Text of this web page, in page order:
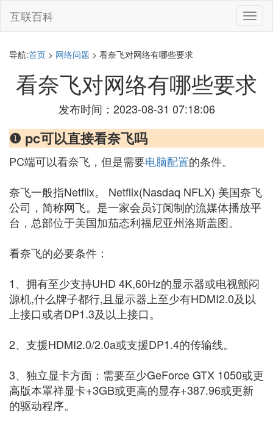
切
换
互联百科
导航:首页 > 网络问题 > 看奈飞对网络有哪些要求
看奈飞对网络有哪些要求
发布时间：2023-08-31 07:18:06
❶ pc可以直接看奈飞吗
PC端可以看奈飞，但是需要电脑配置的条件。
奈飞一般指Netflix。 Netflix(Nasdaq NFLX) 美国奈飞
公司，简称网飞。是一家会员订阅制的流媒体播放平
台，总部位于美国加茄态利福尼亚州洛斯盖图。
看奈飞的必要条件：
1、拥有至少支持UHD 4K,60Hz的显示器或电视颤闷
源机,什么牌子都行,且显示器上至少有HDMI2.0及以
上接口或者DP1.3及以上接口。
2、支援HDMI2.0/2.0a或支援DP1.4的传输线。
3、独立显卡方面：需要至少GeForce GTX 1050或更
高版本罩祥显卡+3GB或更高的显存+387.96或更新
的驱动程序。